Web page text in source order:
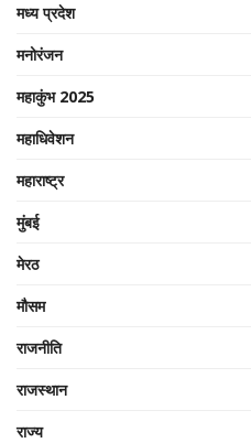
मध्य प्रदेश
मनोरंजन
महाकुंभ 2025
महाधिवेशन
महाराष्ट्र
मुंबई
मेरठ
मौसम
राजनीति
राजस्थान
राज्य